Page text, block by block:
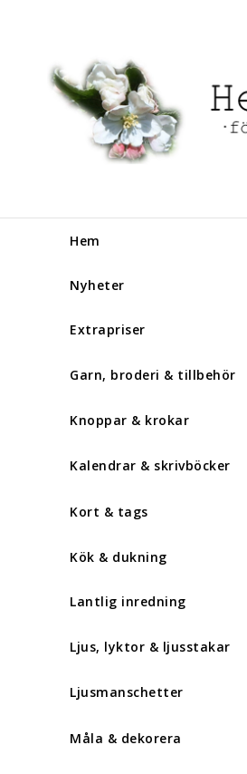
Hem
Nyheter
Extrapriser
Garn, broderi & tillbehör
Knoppar & krokar
Kalendrar & skrivböcker
Kort & tags
Kök & dukning
Lantlig inredning
Ljus, lyktor & ljusstakar
Ljusmanschetter
Måla & dekorera